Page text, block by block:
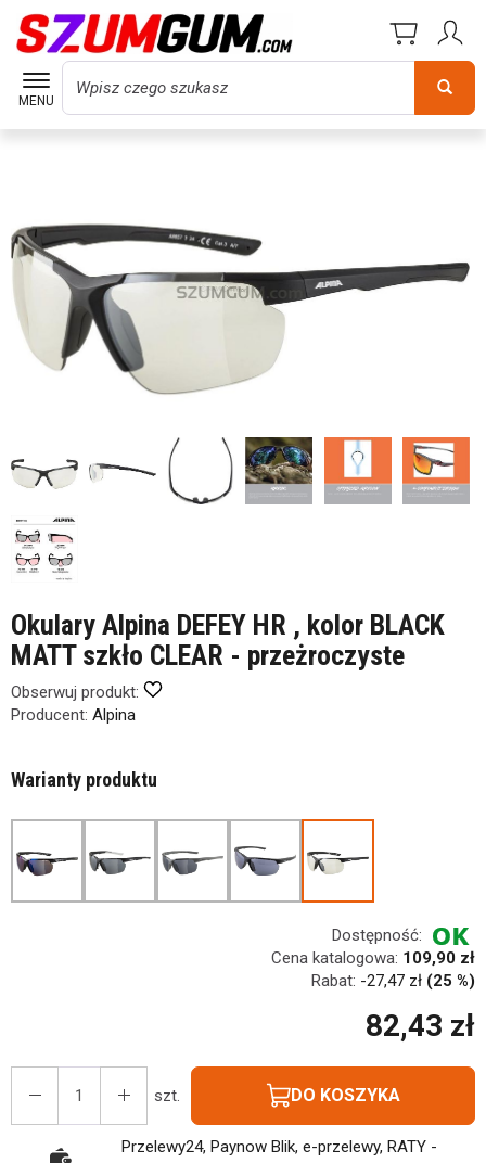
MENU
Wyszukaj
Okulary Alpina DEFEY HR , kolor BLACK
MATT szkło CLEAR - przeżroczyste
Obserwuj produkt:
Producent: Alpina
Warianty produktu
Dostępność:
Cena katalogowa: 109,90 zł
Rabat: -27,47 zł (25 %)
82,43 zł
szt. DO KOSZYKA
Przelewy24, Paynow Blik, e-przelewy, RATY -